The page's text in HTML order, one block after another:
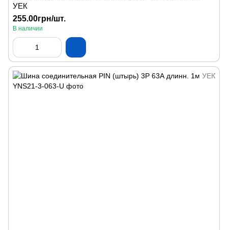
УЕК
255.00грн/шт.
В наличии